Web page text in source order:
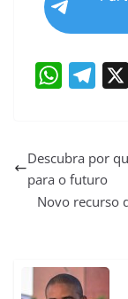
a
t
s
l
e
g
m
Descubra por
para o futuro
Novo recurso